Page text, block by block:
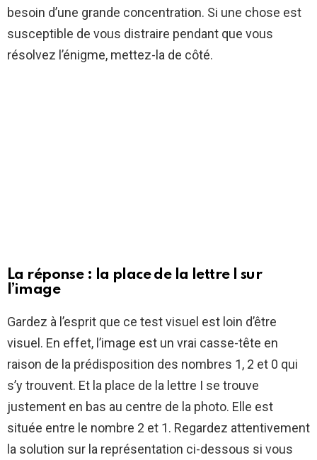
besoin d’une grande concentration. Si une chose est
susceptible de vous distraire pendant que vous
résolvez l’énigme, mettez-la de côté.
La réponse : la place de la lettre I sur
l’image
Gardez à l’esprit que ce test visuel est loin d’être
visuel. En effet, l’image est un vrai casse-tête en
raison de la prédisposition des nombres 1, 2 et 0 qui
s’y trouvent. Et la place de la lettre I se trouve
justement en bas au centre de la photo. Elle est
située entre le nombre 2 et 1. Regardez attentivement
la solution sur la représentation ci-dessous si vous